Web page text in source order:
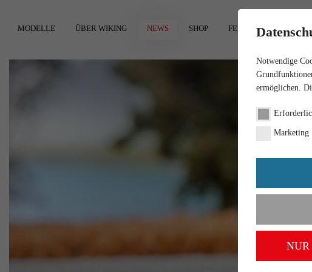
MODELLE ÜBER WIKING NEWS SHOP FEEDBACK
Notwendige
ermöglichen.
Marketing
NUR